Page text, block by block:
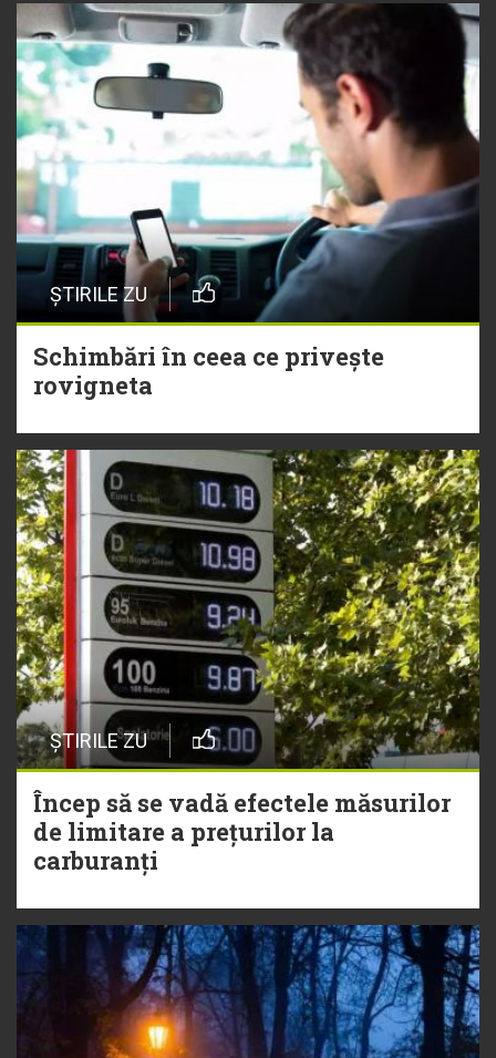
ȘTIRILE ZU
Schimbări în ceea ce privește
rovigneta
ȘTIRILE ZU
Încep să se vadă efectele măsurilor
de limitare a prețurilor la
carburanți